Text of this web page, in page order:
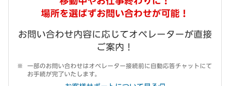
場所を選ばずお問い合わせが可能！
お問い合わせ内容に応じてオペレーターが直接
ご案内！
一部のお問い合わせはオペレーター接続前に自動応答チャットにて
お手続が完了いたします。